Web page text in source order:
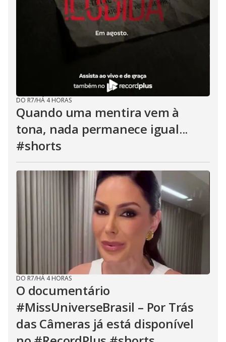
DO R7/HÁ 4 HORAS
Quando uma mentira vem à
tona, nada permanece igual...
#shorts
DO R7/HÁ 4 HORAS
O documentário
#MissUniverseBrasil – Por Trás
das Câmeras já está disponível